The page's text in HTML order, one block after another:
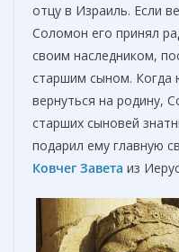
отцу в Израиль. Если
Соломон его принял
своим наследником,
старшим сыном. Когда
вернуться на родину,
старших сыновей
подарил ему главную
Ковчег Завета из